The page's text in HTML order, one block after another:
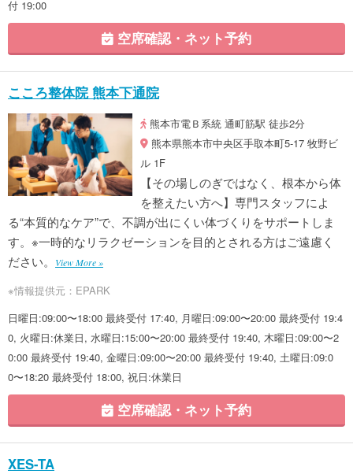
付 19:00
空席確認・ネット予約
こころ整体院 熊本下通院
熊本市電Ｂ系統 通町筋駅 徒歩2分
熊本県熊本市中央区手取本町5-17 牧野ビ
ル 1F
【その場しのぎではなく、根本から体
を整えたい方へ】専門スタッフによ
る“本質的なケア”で、不調が出にくい体づくりをサポートしま
す。※一時的なリラクゼーションを目的とされる方はご遠慮く
ださい。
View More »
※情報提供元：EPARK
日曜日:09:00〜18:00 最終受付 17:40, 月曜日:09:00〜20:00 最終受付 19:4
0, 火曜日:休業日, 水曜日:15:00〜20:00 最終受付 19:40, 木曜日:09:00〜2
0:00 最終受付 19:40, 金曜日:09:00〜20:00 最終受付 19:40, 土曜日:09:0
0〜18:20 最終受付 18:00, 祝日:休業日
空席確認・ネット予約
XES-TA